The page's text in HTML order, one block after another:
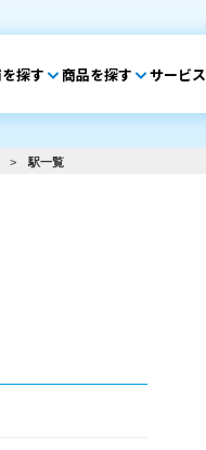
探す 商品を探す サービス
> 駅一覧